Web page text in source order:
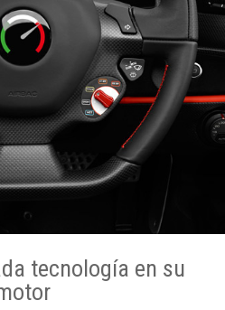
tecnología en su